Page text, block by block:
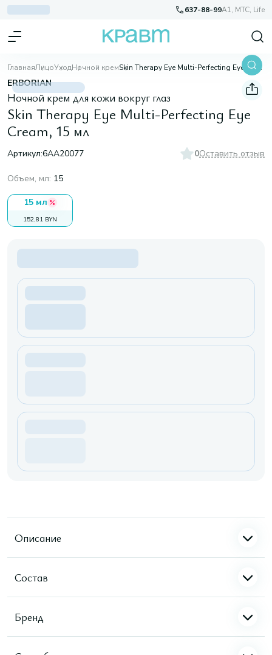
637-88-99A1, МТС, Life
ГлавнаяЛицоУходНочной крем Skin Therapy Eye Multi-Perfecting Eye Cream, 15 мл
ERBORIAN
Ночной крем для кожи вокруг глаз
Skin Therapy Eye Multi-Perfecting Eye
Cream, 15 мл
Артикул:6AA20077 0Оставить отзыв
Объем, мл: 15
15 мл
152,81 BYN
Описание
Состав
Бренд